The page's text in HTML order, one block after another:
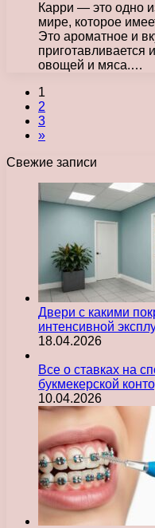
Карри — это одно
мире, которое
Это ароматное и
приготавливается
овощей и мяса.…
1
2
3
»
Свежие записи
Двери с какими
интенсивной
18.04.2026
Все о ставках на
букмекерской
10.04.2026